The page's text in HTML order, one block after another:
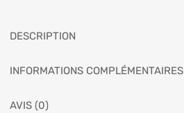
DESCRIPTION
INFORMATIONS COMPLÉMENTAIRES
AVIS (0)